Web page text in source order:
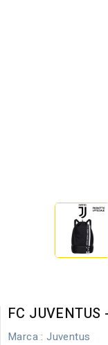
FC JUVENTUS
Marca : Juventus